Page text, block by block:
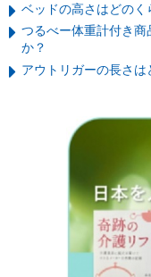
ベッドの高さはどのく
つるべー体重計付き
か？
アウトリガーの長さは